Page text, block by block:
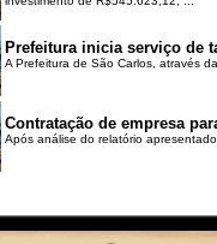
Prefeitura inicia serviço de
A Prefeitura de São Carlos, através
Contratação de empresa
Após análise do relatório